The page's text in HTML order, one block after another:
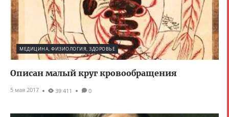
МЕДИЦИНА, ФИЗИОЛОГИЯ, ЗДОРОВЬЕ
Описан малый круг кровообращения
5 мая 2017 39 411 0